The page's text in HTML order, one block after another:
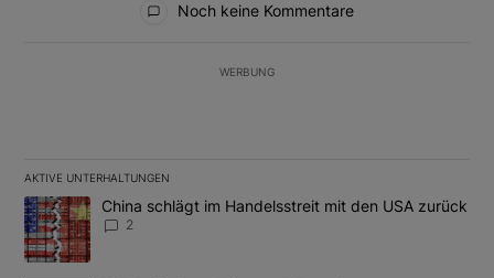
Noch keine Kommentare
WERBUNG
AKTIVE UNTERHALTUNGEN
Das Folgende ist eine Liste der am meisten kommentierten
Ein Trendartikel mit dem Titel "China schlägt im Handelsstreit
China schlägt im Handelsstreit mit den USA zurück
2